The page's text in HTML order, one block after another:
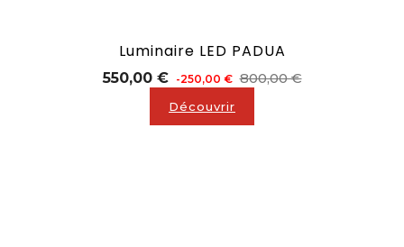
Luminaire LED PADUA
550,00 € Prix
de
base
-250,00 € 800,00 €Prix
Découvrir